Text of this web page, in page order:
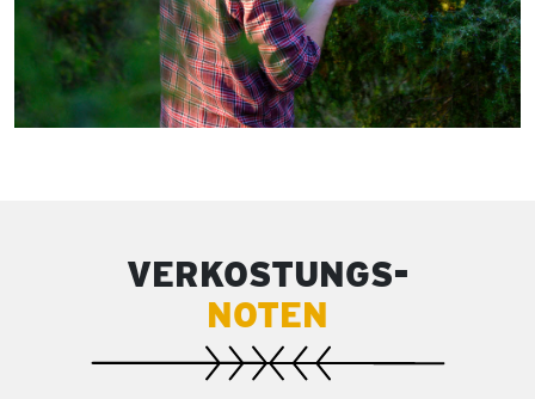
VERKOSTUNGS-
NOTEN